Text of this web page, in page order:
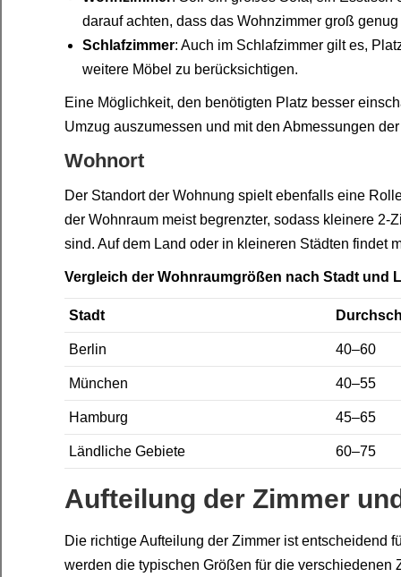
darauf achten, dass das Wohnzimmer groß
Schlafzimmer: Auch im Schlafzimmer gilt es,
weitere Möbel zu berücksichtigen.
Eine Möglichkeit, den benötigten Platz besser
Umzug auszumessen und mit den Abmessungen
Wohnort
Der Standort der Wohnung spielt ebenfalls eine
der Wohnraum meist begrenzter, sodass kleinere
sind. Auf dem Land oder in kleineren Städten findet
Vergleich der Wohnraumgrößen nach Stadt und
Stadt
Berlin 40–60
München 40–55
Hamburg 45–65
Ländliche Gebiete 60–75
Aufteilung der Zimmer
Die richtige Aufteilung der Zimmer ist entscheidend
werden die typischen Größen für die verschiedenen